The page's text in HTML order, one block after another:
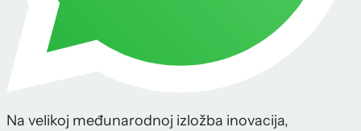
Na velikoj međunarodnoj izložba inovacija,